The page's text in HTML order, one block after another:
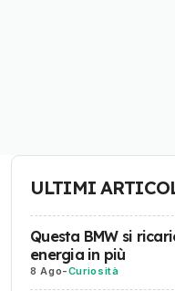
ULTIMI
Questa BMW si
energia in più
8 Ago-Curiosità